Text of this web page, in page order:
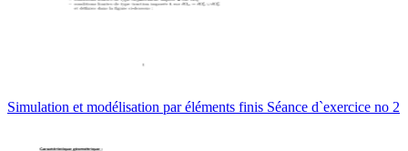
Simulation et modélisation par éléments finis Séance d`exercice no 2